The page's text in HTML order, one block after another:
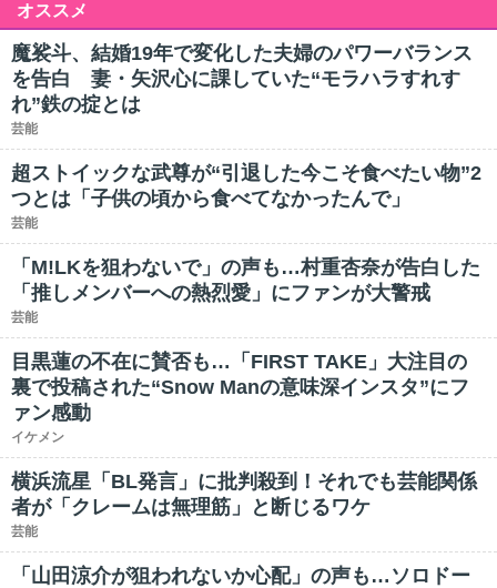
オススメ
魔裟斗、結婚19年で変化した夫婦のパワーバランス
を告白 妻・矢沢心に課していた“モラハラすれす
れ”鉄の掟とは
芸能
超ストイックな武尊が“引退した今こそ食べたい物”2
つとは「子供の頃から食べてなかったんで」
芸能
「M!LKを狙わないで」の声も…村重杏奈が告白した
「推しメンバーへの熱烈愛」にファンが大警戒
芸能
目黒蓮の不在に賛否も…「FIRST TAKE」大注目の
裏で投稿された“Snow Manの意味深インスタ”にフ
ァン感動
イケメン
横浜流星「BL発言」に批判殺到！それでも芸能関係
者が「クレームは無理筋」と断じるワケ
芸能
「山田涼介が狙われないか心配」の声も…ソロドー